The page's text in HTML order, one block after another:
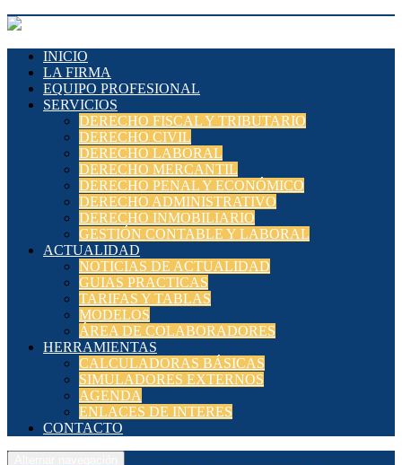
INICIO
LA FIRMA
EQUIPO PROFESIONAL
SERVICIOS
DERECHO FISCAL Y TRIBUTARIO
DERECHO CIVIL
DERECHO LABORAL
DERECHO MERCANTIL
DERECHO PENAL Y ECONÓMICO
DERECHO ADMINISTRATIVO
DERECHO INMOBILIARIO
GESTIÓN CONTABLE Y LABORAL
ACTUALIDAD
NOTICIAS DE ACTUALIDAD
GUIAS PRACTICAS
TARIFAS Y TABLAS
MODELOS
ÁREA DE COLABORADORES
HERRAMIENTAS
CALCULADORAS BÁSICAS
SIMULADORES EXTERNOS
AGENDA
ENLACES DE INTERES
CONTACTO